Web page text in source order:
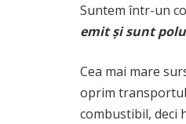
Suntem într-un
emit și sunt
Cea mai mare
oprim transportul
combustibil, deci